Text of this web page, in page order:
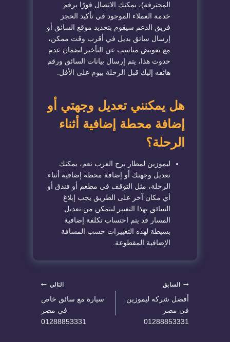
المحترفة)، يمكنك الاتصال فورًا برقم
خدمة العملاء الموجود في تأكيد الحجز
فريق الدعم سيقوم بتحديد موقع السائق أو
إرسال سائق بديل في أقرب وقت ممكن،
مع تعويض مناسب عن التأخير لضمان عدم
حدوث هذا، يتم إرسال بيانات السائق ورقم
هاتفه إليك قبل الرحلة بيوم على الأقل.
هل يمكنني تعديل وجهتي أو
إضافة محطة إضافية أثناء
الرحلة؟
ليموزين لمطار برج العرب نعم، يمكنك
تعديل وجهتك أو إضافة محطة إضافية أثناء
الرحلة، مثل التوقف في مطعم أو فندق أو
أي مكان آخر على الطريق يجب إبلاغ
السائق بهذا التغيير ليتمكن من تعديل
المسار قد يتم احتساب تكلفة إضافية
بسيطة لهذه التغييرات حسب المسافة
الإضافية المقطوعة.
تصفّح
المقالات
السابق
أفضل شركه ليموزين
في مصر
01288853331
التالي
سيارة مع سائق خاص
في مصر
01288853331